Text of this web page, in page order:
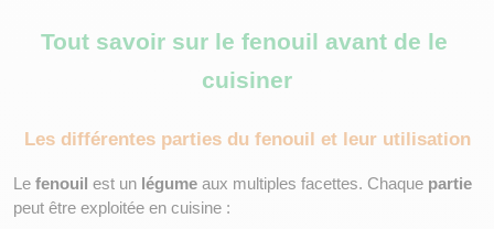
Tout savoir sur le fenouil avant de le
cuisiner
Les différentes parties du fenouil et leur utilisation
Le fenouil est un légume aux multiples facettes. Chaque partie
peut être exploitée en cuisine :